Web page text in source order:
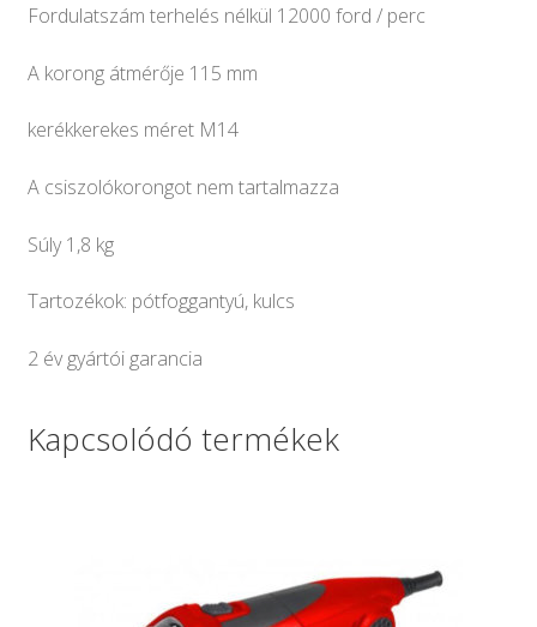
Fordulatszám terhelés nélkül 12000 ford / perc
A korong átmérője 115 mm
kerékkerekes méret M14
A csiszolókorongot nem tartalmazza
Súly 1,8 kg
Tartozékok: pótfoggantyú, kulcs
2 év gyártói garancia
Kapcsolódó termékek